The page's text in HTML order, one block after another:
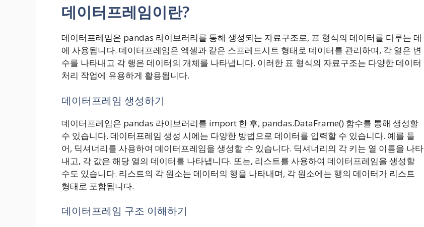
데이터프레임이란?
데이터프레임은 pandas 라이브러리를 통해 생성되는 자료구조로, 표 형식의 데이터를 다루는 데
에 사용됩니다. 데이터프레임은 엑셀과 같은 스프레드시트 형태로 데이터를 관리하며, 각 열은 변
수를 나타내고 각 행은 데이터의 개체를 나타냅니다. 이러한 표 형식의 자료구조는 다양한 데이터
처리 작업에 유용하게 활용됩니다.
데이터프레임 생성하기
데이터프레임은 pandas 라이브러리를 import 한 후, pandas.DataFrame() 함수를 통해 생성할
수 있습니다. 데이터프레임 생성 시에는 다양한 방법으로 데이터를 입력할 수 있습니다. 예를 들
어, 딕셔너리를 사용하여 데이터프레임을 생성할 수 있습니다. 딕셔너리의 각 키는 열 이름을 나타
내고, 각 값은 해당 열의 데이터를 나타냅니다. 또는, 리스트를 사용하여 데이터프레임을 생성할
수도 있습니다. 리스트의 각 원소는 데이터의 행을 나타내며, 각 원소에는 행의 데이터가 리스트
형태로 포함됩니다.
데이터프레임 구조 이해하기